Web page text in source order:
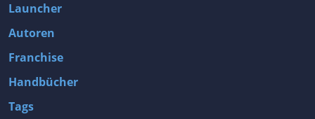
Launcher
Autoren
Franchise
Handbücher
Tags